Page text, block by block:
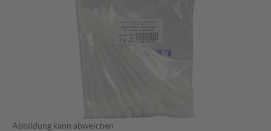
Abbildung kann abweichen